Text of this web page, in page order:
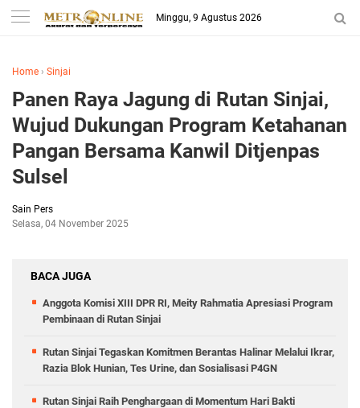
Minggu, 9 Agustus 2026
Home › Sinjai
Panen Raya Jagung di Rutan Sinjai,
Wujud Dukungan Program Ketahanan
Pangan Bersama Kanwil Ditjenpas
Sulsel
Sain Pers
Selasa, 04 November 2025
BACA JUGA
Anggota Komisi XIII DPR RI, Meity Rahmatia Apresiasi Program
Pembinaan di Rutan Sinjai
Rutan Sinjai Tegaskan Komitmen Berantas Halinar Melalui Ikrar,
Razia Blok Hunian, Tes Urine, dan Sosialisasi P4GN
Rutan Sinjai Raih Penghargaan di Momentum Hari Bakti